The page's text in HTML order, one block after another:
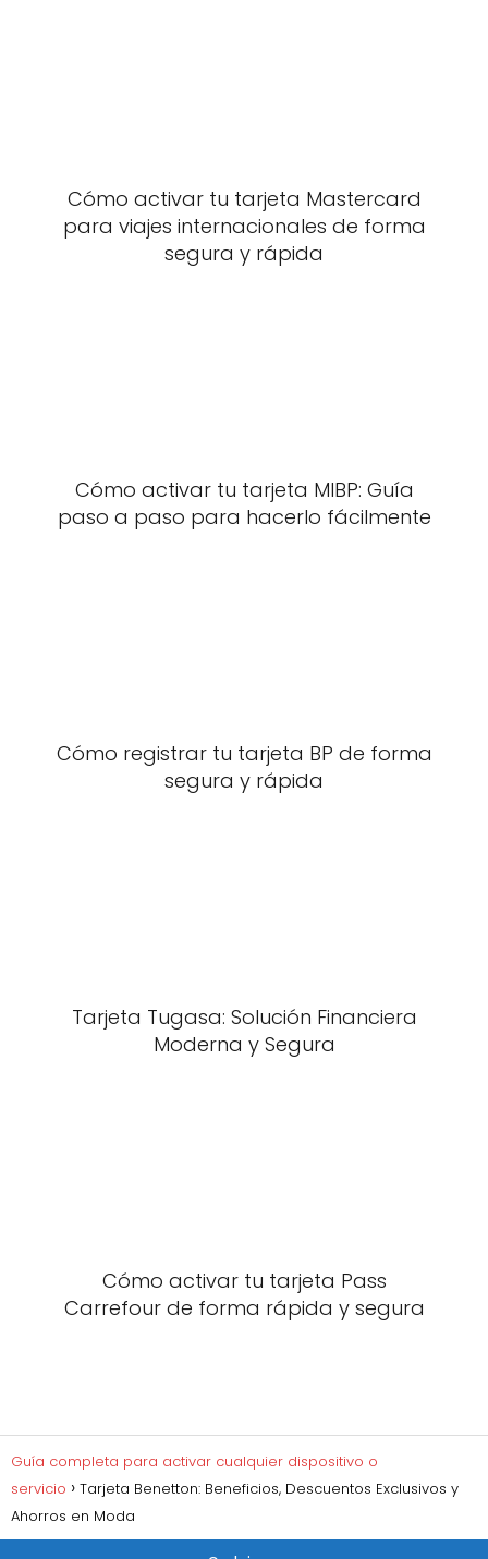
Cómo activar tu tarjeta Mastercard
para viajes internacionales de forma
segura y rápida
Cómo activar tu tarjeta MIBP: Guía
paso a paso para hacerlo fácilmente
Cómo registrar tu tarjeta BP de forma
segura y rápida
Tarjeta Tugasa: Solución Financiera
Moderna y Segura
Cómo activar tu tarjeta Pass
Carrefour de forma rápida y segura
Guía completa para activar cualquier dispositivo o
servicio
Tarjeta Benetton: Beneficios, Descuentos Exclusivos y
Ahorros en Moda